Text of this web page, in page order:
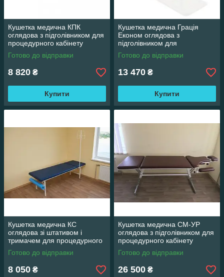
Кушетка медична КПК
оглядова з підголівником для
процедурного кабінету
Готово до відправки
8 820 ₴
Купити
Кушетка медична Грація
Економ оглядова з
підголівником для
процедурного кабінету
Готово до відправки
13 470 ₴
Купити
Кушетка медична КС
оглядова зі штативом і
тримачем для процедурного
кабінету
Готово до відправки
8 050 ₴
Кушетка медична СМ-УР
оглядова з підголівником для
процедурного кабінету
Готово до відправки
26 500 ₴